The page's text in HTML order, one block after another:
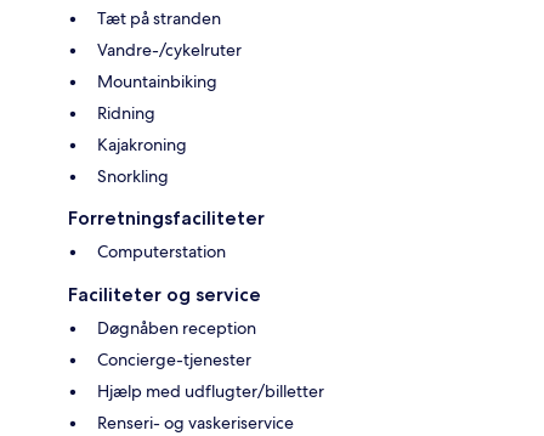
Tæt på stranden
Vandre-/cykelruter
Mountainbiking
Ridning
Kajakroning
Snorkling
Forretningsfaciliteter
Computerstation
Faciliteter og service
Døgnåben reception
Concierge-tjenester
Hjælp med udflugter/billetter
Renseri- og vaskeriservice